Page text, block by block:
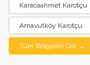
Karacaahmet Karotçu
Arnavutköy Karotçu
Tüm Bölgeleri Gör →